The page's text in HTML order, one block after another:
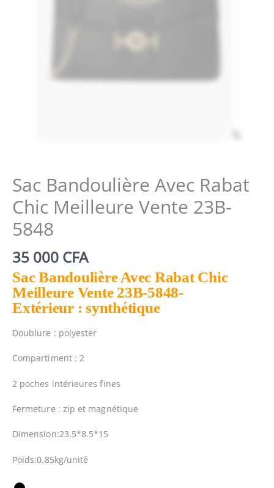
Sac Bandoulière Avec Rabat
Chic Meilleure Vente 23B-
5848
35 000 CFA
Sac Bandoulière Avec Rabat Chic
Meilleure Vente 23B-5848-
Extérieur : synthétique
Doublure : polyester
Compartiment : 2
2 poches intérieures fines
Fermeture : zip et magnétique
Dimension:23.5*8.5*15
Poids:0.85kg/unité